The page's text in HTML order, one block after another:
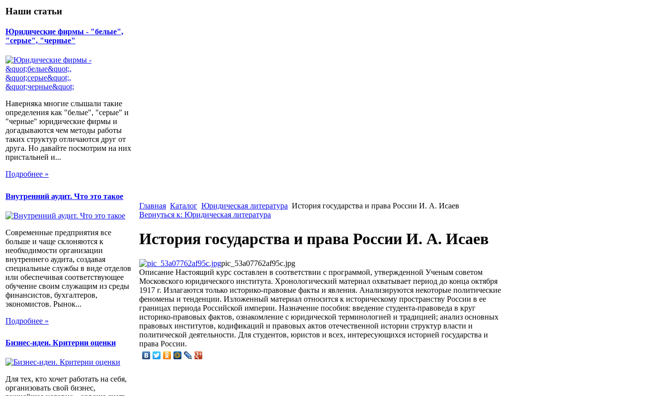
Наши статьи
Юридические фирмы - "белые",
"серые", "черные"
Наверняка многие слышали такие
определения как "белые", "серые" и
"черные" юридические фирмы и
догадываются чем методы работы
таких структур отличаются друг от
друга. Но давайте посмотрим на них
пристальней и...
Подробнее »
Внутренний аудит. Что это такое
Современные предприятия все
больше и чаще склоняются к
необходимости организации
внутреннего аудита, создавая
специальные службы в виде отделов
или обеспечивая соответствующее
обучение своим служащим из среды
финансистов, бухгалтеров,
экономистов. Рынок...
Подробнее »
Бизнес-идеи. Критерии оценки
Для тех, кто хочет работать на себя,
организовать свой бизнес,
Главная Каталог Юридическая литература История государства и права России И. А. Исаев
Вернуться к: Юридическая литература
История государства и права России И. А. Исаев
pic_53a07762af95c.jpg
Описание Настоящий курс составлен в соответствии с программой, утвержденной Ученым советом
Московского юридического института. Хронологический материал охватывает период до конца октября
1917 г. Излагаются только историко-правовые факты и явления. Анализируются некоторые политические
феномены и тенденции. Изложенный материал относится к историческому пространству России в ее
границах периода Российской империи. Назначение пособия: введение студента-правоведа в круг
историко-правовых фактов, ознакомление с юридической терминологией и традицией; анализ основных
правовых институтов, кодификаций и правовых актов отечественной истории структур власти и
политической деятельности. Для студентов, юристов и всех, интересующихся историей государства и
права России.